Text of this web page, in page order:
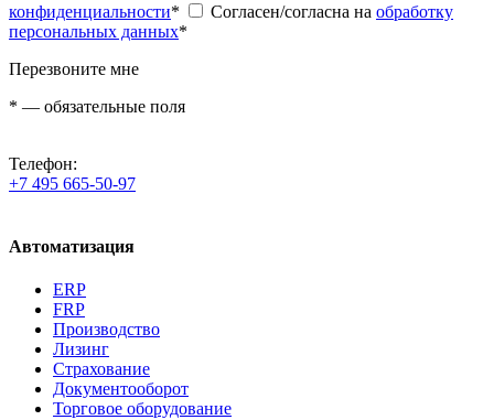
конфиденциальности* Согласен/согласна на обработку
персональных данных*
Перезвоните мне
* — обязательные поля
Телефон:
+7 495 665-50-97
Автоматизация
ERP
FRP
Производство
Лизинг
Страхование
Документооборот
Торговое оборудование